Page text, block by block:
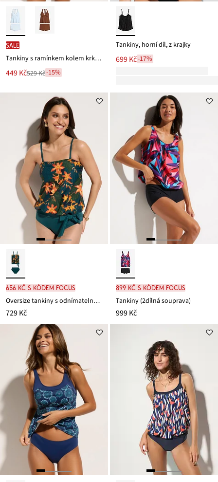
SALE
Tankiny s ramínkem kolem krku a bokovými bikinovými kalhotkami (2dílná souprava)
Nová
449 Kč
Zlevněno
ceny
529 Kč-15%
Tankiny, horní díl, z krajky
699 Kč-17%
656 Kč s kódem FOCUS
Oversize tankiny s odnímatelnými ramínky (2dílná souprava)
729 Kč
899 Kč s kódem FOCUS
Tankiny (2dílná souprava)
999 Kč